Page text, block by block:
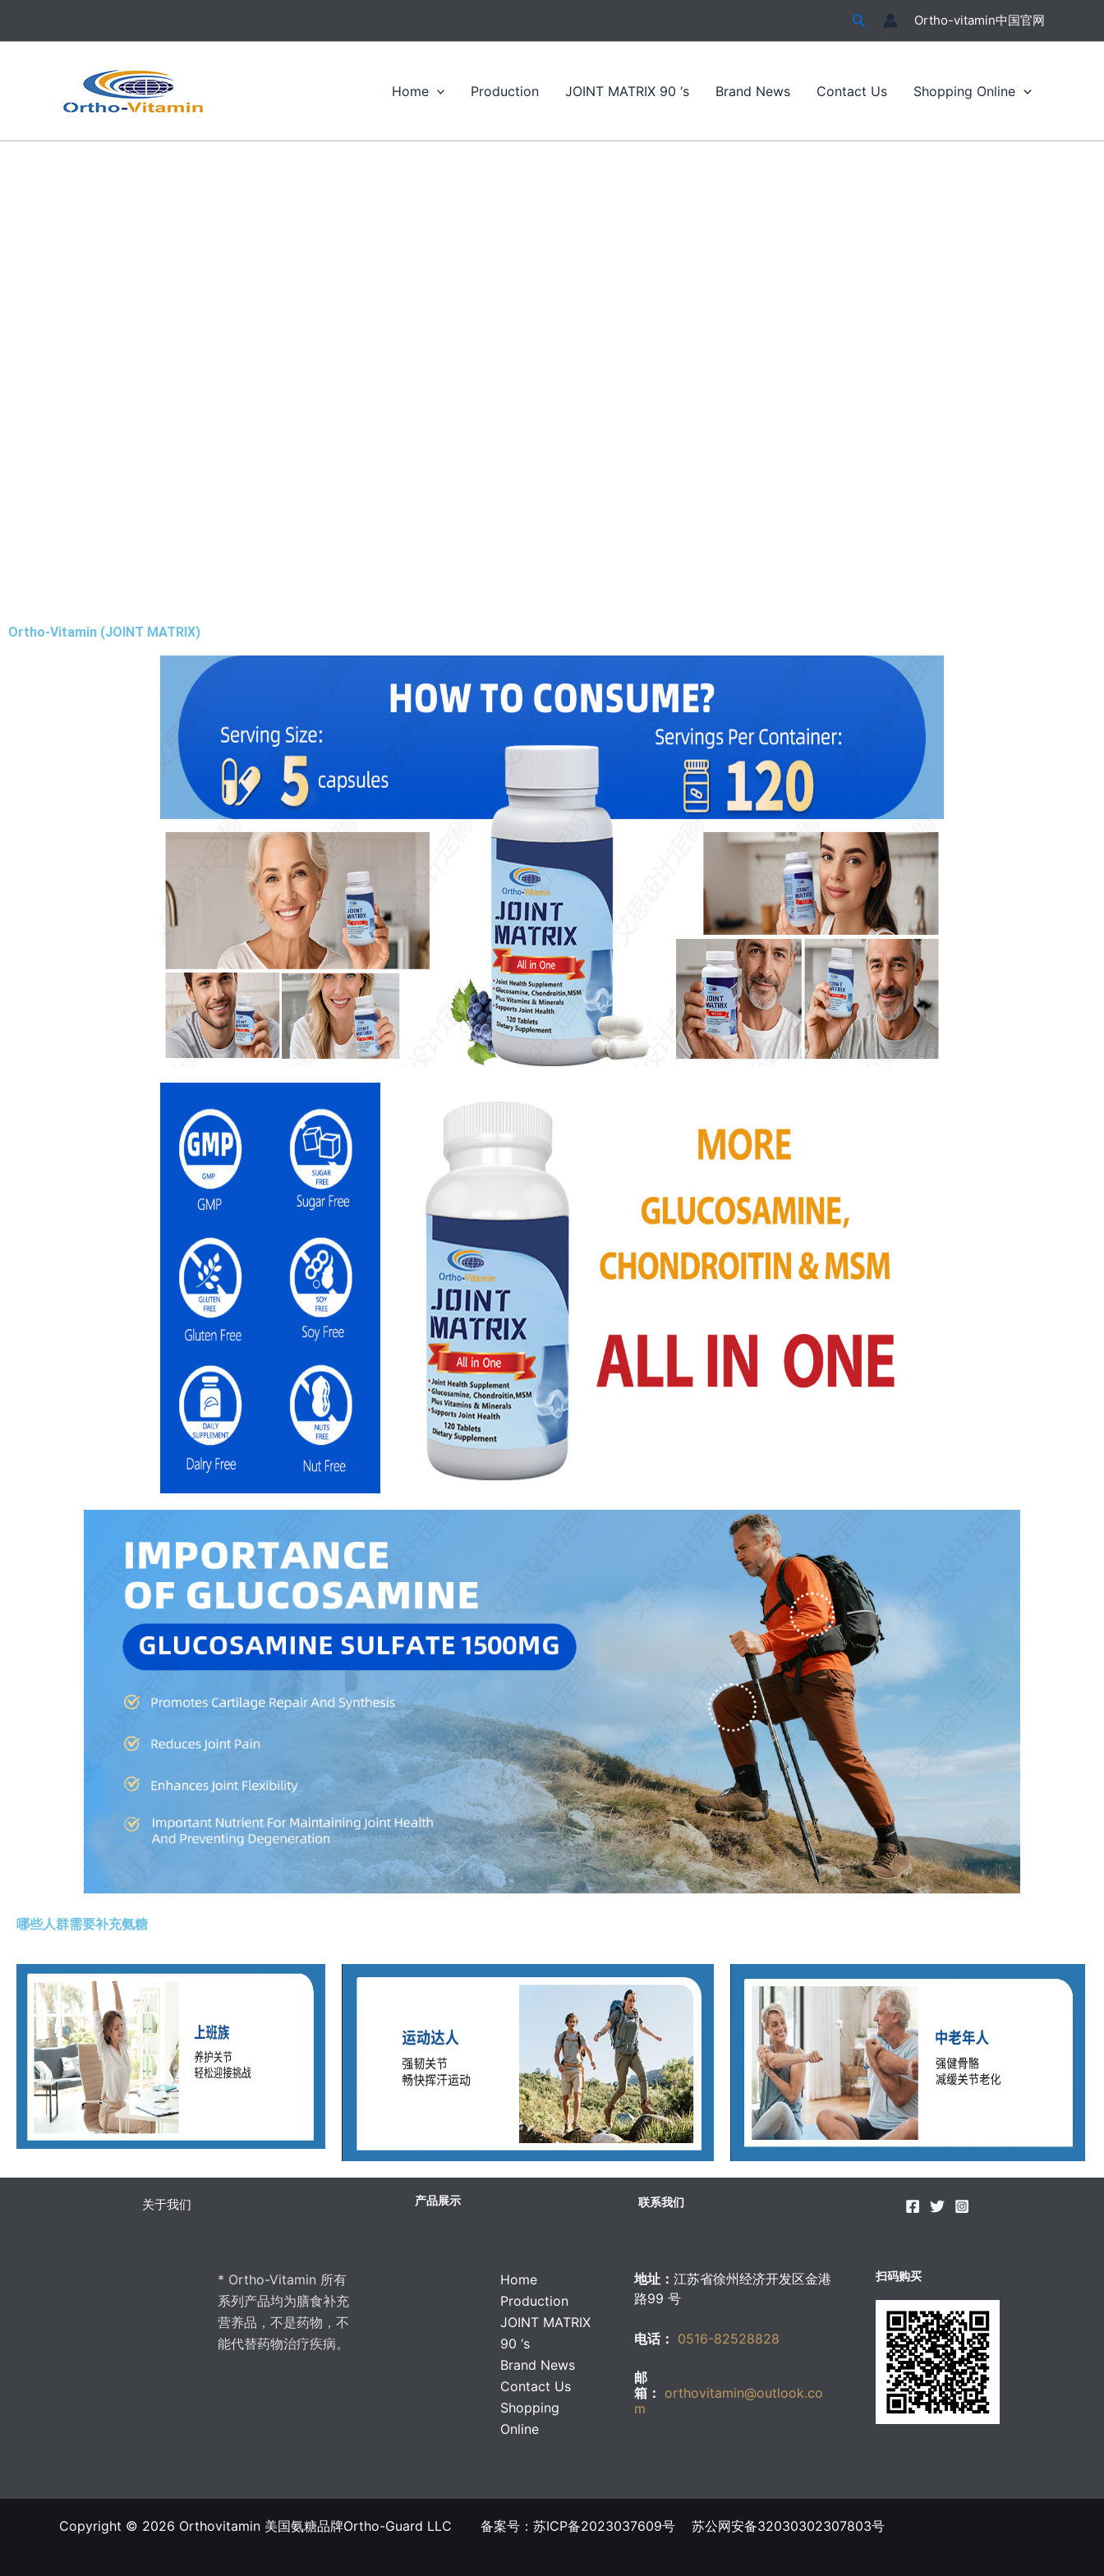
搜
索
Ortho-vitamin中国官网
Home Production JOINT MATRIX 90 ‘s Brand News Contact Us Shopping Online
Ortho-Vitamin (JOINT MATRIX)
哪些人群需要补充氨糖
关于我们 产品展示 联系我们
* Ortho-Vitamin 所有
系列产品均为膳食补充
营养品，不是药物，不
能代替药物治疗疾病。
Home
Production
JOINT MATRIX
90 ‘s
Brand News
Contact Us
Shopping
Online
地址： 江苏省徐州经济开发区金港
路99 号
电话： 0516-82528828
邮
箱： orthovitamin@outlook.co
m
扫码购买
Copyright © 2026 Orthovitamin 美国氨糖品牌Ortho-Guard LLC 备案号：苏ICP备2023037609号 苏公网安备32030302307803号